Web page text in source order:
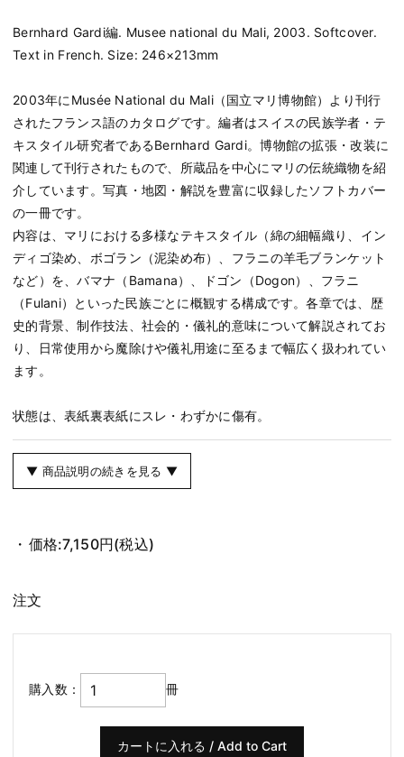
Bernhard Gardi編. Musee national du Mali, 2003. Softcover.
Text in French. Size: 246×213mm
2003年にMusée National du Mali（国立マリ博物館）より刊行
されたフランス語のカタログです。編者はスイスの民族学者・テ
キスタイル研究者であるBernhard Gardi。博物館の拡張・改装に
関連して刊行されたもので、所蔵品を中心にマリの伝統織物を紹
介しています。写真・地図・解説を豊富に収録したソフトカバー
の一冊です。
内容は、マリにおける多様なテキスタイル（綿の細幅織り、イン
ディゴ染め、ボゴラン（泥染め布）、フラニの羊毛ブランケット
など）を、バマナ（Bamana）、ドゴン（Dogon）、フラニ
（Fulani）といった民族ごとに概観する構成です。各章では、歴
史的背景、制作技法、社会的・儀礼的意味について解説されてお
り、日常使用から魔除けや儀礼用途に至るまで幅広く扱われてい
ます。
状態は、表紙裏表紙にスレ・わずかに傷有。
▼ 商品説明の続きを見る ▼
価格:7,150円(税込)
注文
購入数： 冊